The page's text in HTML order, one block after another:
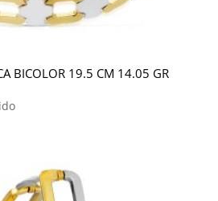
BICOLOR 19.5 CM 14.05 GR